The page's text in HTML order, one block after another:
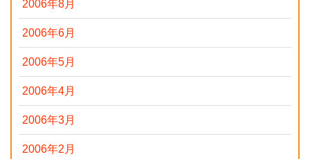
2006年8月
2006年6月
2006年5月
2006年4月
2006年3月
2006年2月